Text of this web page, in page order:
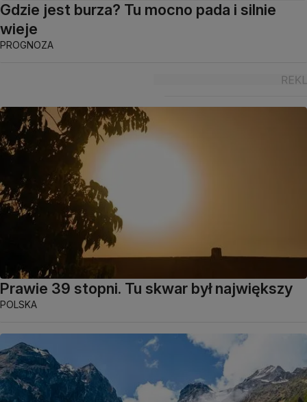
Gdzie jest burza? Tu mocno pada i silnie
wieje
PROGNOZA
Prawie 39 stopni. Tu skwar był największy
POLSKA